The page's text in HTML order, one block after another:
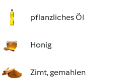
pflanzliches Öl
Honig
Zimt, gemahlen